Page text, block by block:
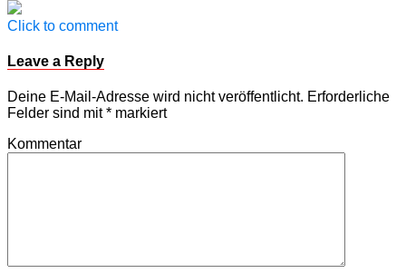
Click to comment
Leave a Reply
Deine E-Mail-Adresse wird nicht veröffentlicht. Erforderliche
Felder sind mit* markiert
Kommentar